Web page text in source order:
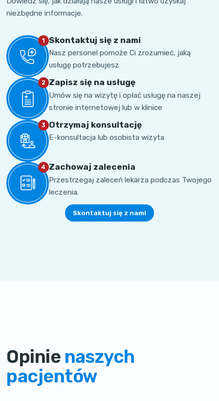
niezbędne informacje.
1 Skontaktuj się z nami
Nasz personel pomoże Ci zrozumieć, jaką
usługę potrzebujesz
2 Zapisz się na usługę
Umów się na wizytę i opłać usługę na naszej
stronie internetowej lub w klinice
3 Otrzymaj konsultację
E-konsultacja lub osobista wizyta
4 Zachowaj zalecenia
Przestrzegaj zaleceń lekarza podczas Twojego
leczenia.
Skontaktuj się z nami
Opinie naszych
pacjentów